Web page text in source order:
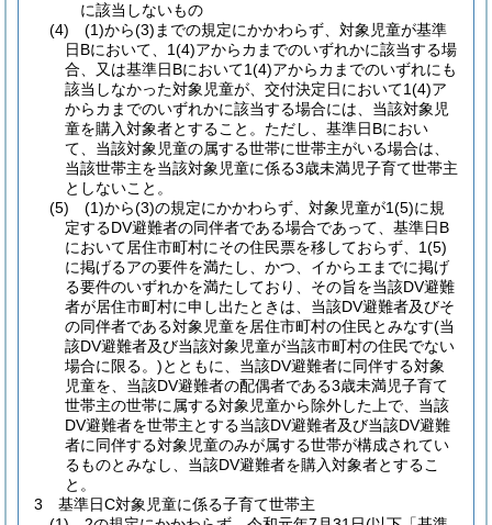
に該当しないもの
(4) (1)から(3)までの規定にかかわらず、対象児童が基準
日Bにおいて、1(4)アからカまでのいずれかに該当する場
合、又は基準日Bにおいて1(4)アからカまでのいずれにも
該当しなかった対象児童が、交付決定日において1(4)ア
からカまでのいずれかに該当する場合には、当該対象児
童を購入対象者とすること。ただし、基準日Bにおい
て、当該対象児童の属する世帯に世帯主がいる場合は、
当該世帯主を当該対象児童に係る3歳未満児子育て世帯主
としないこと。
(5) (1)から(3)の規定にかかわらず、対象児童が1(5)に規
定するDV避難者の同伴者である場合であって、基準日B
において居住市町村にその住民票を移しておらず、1(5)
に掲げるアの要件を満たし、かつ、イからエまでに掲げ
る要件のいずれかを満たしており、その旨を当該DV避難
者が居住市町村に申し出たときは、当該DV避難者及びそ
の同伴者である対象児童を居住市町村の住民とみなす(当
該DV避難者及び当該対象児童が当該市町村の住民でない
場合に限る。)とともに、当該DV避難者に同伴する対象
児童を、当該DV避難者の配偶者である3歳未満児子育て
世帯主の世帯に属する対象児童から除外した上で、当該
DV避難者を世帯主とする当該DV避難者及び当該DV避難
者に同伴する対象児童のみが属する世帯が構成されてい
るものとみなし、当該DV避難者を購入対象者とするこ
と。
3 基準日C対象児童に係る子育て世帯主